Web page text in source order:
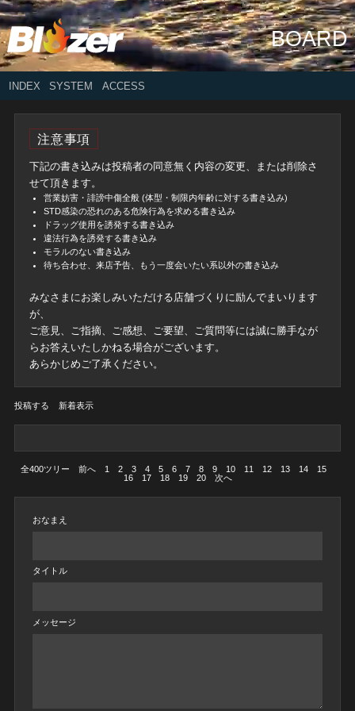
BOARD
INDEX SYSTEM ACCESS
注意事項
下記の書き込みは投稿者の同意無く内容の変更、または削除さ
せて頂きます。
営業妨害・誹謗中傷全般 (体型・制限内年齢に対する書き込み)
STD感染の恐れのある危険行為を求める書き込み
ドラッグ使用を誘発する書き込み
違法行為を誘発する書き込み
モラルのない書き込み
待ち合わせ、来店予告、もう一度会いたい系以外の書き込み
みなさまにお楽しみいただける店舗づくりに励んでまいります
が、
ご意見、ご指摘、ご感想、ご要望、ご質問等には誠に勝手なが
らお答えいたしかねる場合がございます。
あらかじめご了承ください。
投稿する 新着表示
全400ツリー 前へ 1 2 3 4 5 6 7 8 9 10 11 12 13 14
15
16
17 18 19 20次へ
おなまえ
タイトル
メッセージ